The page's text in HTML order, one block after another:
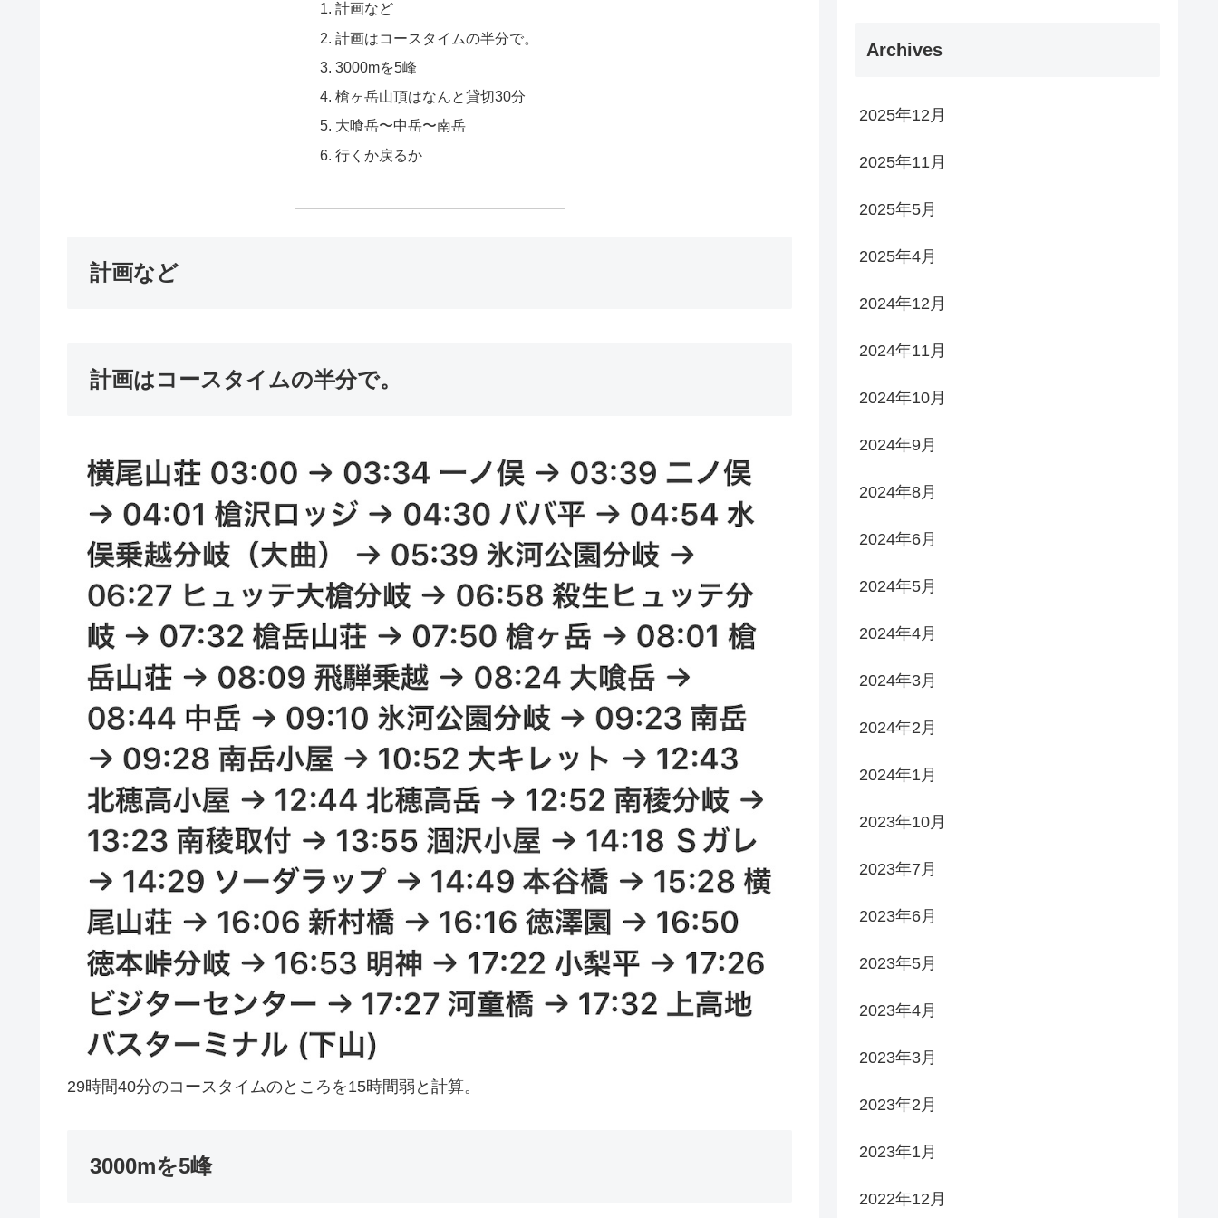
計画など
計画はコースタイムの半分で。
3000mを5峰
槍ヶ岳山頂はなんと貸切30分
大喰岳〜中岳〜南岳
行くか戻るか
計画など
計画はコースタイムの半分で。
29時間40分のコースタイムのところを15時間弱と計算。
3000mを5峰
Archives
2025年12月
2025年11月
2025年5月
2025年4月
2024年12月
2024年11月
2024年10月
2024年9月
2024年8月
2024年6月
2024年5月
2024年4月
2024年3月
2024年2月
2024年1月
2023年10月
2023年7月
2023年6月
2023年5月
2023年4月
2023年3月
2023年2月
2023年1月
2022年12月